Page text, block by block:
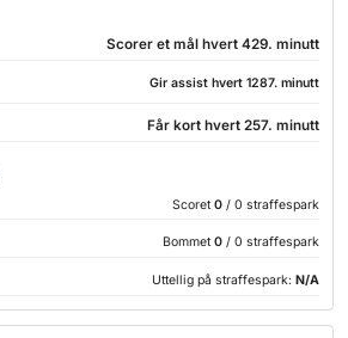
Scorer et mål hvert 429. minutt
Gir assist hvert 1287. minutt
Får kort hvert 257. minutt
Scoret 0 / 0 straffespark
Bommet 0 / 0 straffespark
Uttellig på straffespark: N/A